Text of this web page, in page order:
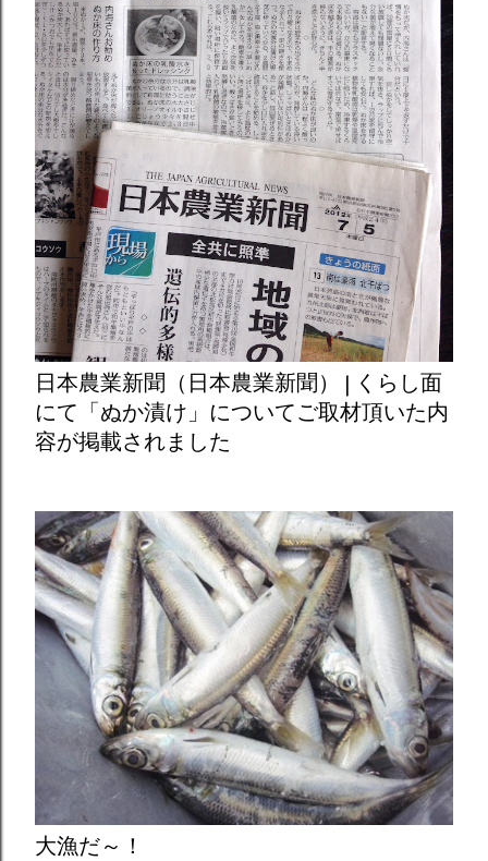
日本農業新聞（日本農業新聞） | くらし面
にて「ぬか漬け」についてご取材頂いた内
容が掲載されました
大漁だ～！